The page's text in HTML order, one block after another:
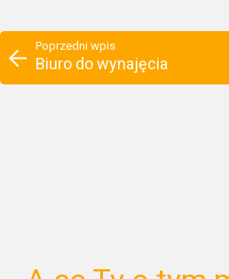
Poprzedni wpis
Biuro do wynajęcia